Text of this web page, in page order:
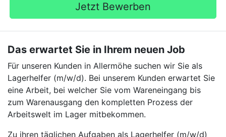
Jetzt Bewerben
Das erwartet Sie in Ihrem neuen Job
Für unseren Kunden in Allermöhe suchen wir Sie als
Lagerhelfer (m/w/d). Bei unserem Kunden erwartet Sie
eine Arbeit, bei welcher Sie vom Wareneingang bis
zum Warenausgang den kompletten Prozess der
Arbeitswelt im Lager mitbekommen.
Zu ihren täglichen Aufgaben als Lagerhelfer (m/w/d)